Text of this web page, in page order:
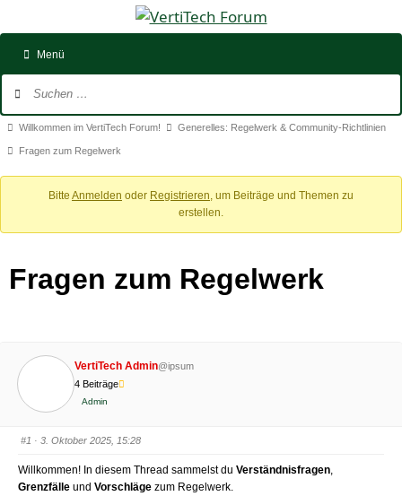
Inhalt
springen
Menü
Navigation
Forum-
Breadcrumbs
Willkommen im VertiTech Forum! Generelles: Regelwerk & Community-Richtlinien
Fragen zum Regelwerk
Bitte Anmelden oder Registrieren, um Beiträge und Themen zu
erstellen.
Fragen zum Regelwerk
VertiTech Admin@ipsum
4 Beiträge
Admin
#1 · 3. Oktober 2025, 15:28
Willkommen! In diesem Thread sammelst du Verständnisfragen
Grenzfälle und Vorschläge zum Regelwerk.